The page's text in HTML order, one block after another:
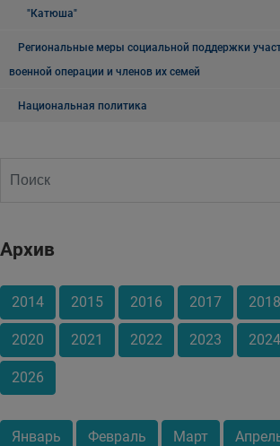
"Катюша"
Региональные меры социальной поддержки
военной операции и членов их семей
Национальная политика
Архив
2014 2015 2016 2017 2018
2020 2021 2022 2023 2024
2026
Январь Февраль Март